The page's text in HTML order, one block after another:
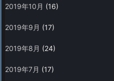
2019年10月 (16)
2019年9月 (17)
2019年8月 (24)
2019年7月 (17)